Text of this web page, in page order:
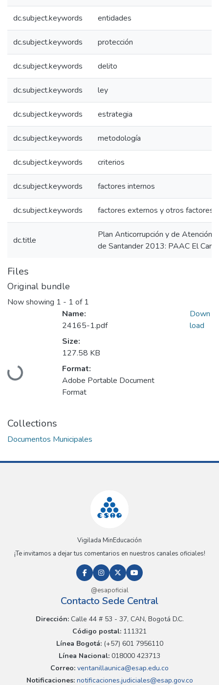
dc.subject.keywords entidades
dc.subject.keywords protección
dc.subject.keywords delito
dc.subject.keywords ley
dc.subject.keywords estrategia
dc.subject.keywords metodología
dc.subject.keywords criterios
dc.subject.keywords factores internos
dc.subject.keywords factores externos y otros factores
dc.title
Plan Anticorrupción y de Atención
de Santander 2013: PAAC El
Files
Original bundle
Now showing 1 - 1 of 1
Loading...
Name:
24165-1.pdf
Size:
127.58 KB
Format:
Adobe Portable Document
Format
Down
load
Collections
Documentos Municipales
Vigilada MinEducación
¡Te invitamos a dejar tus comentarios en nuestros canales oficiales!
@esapoficial
Contacto Sede Central
Dirección:Calle 44 # 53 - 37, CAN, Bogotá D.C.
Código postal: 111321
Línea Bogotá:(+57) 601 7956110
Línea Nacional: 018000 423713
Correo: ventanillaunica@esap.edu.co
Notificaciones:notificaciones.judiciales@esap.gov.co